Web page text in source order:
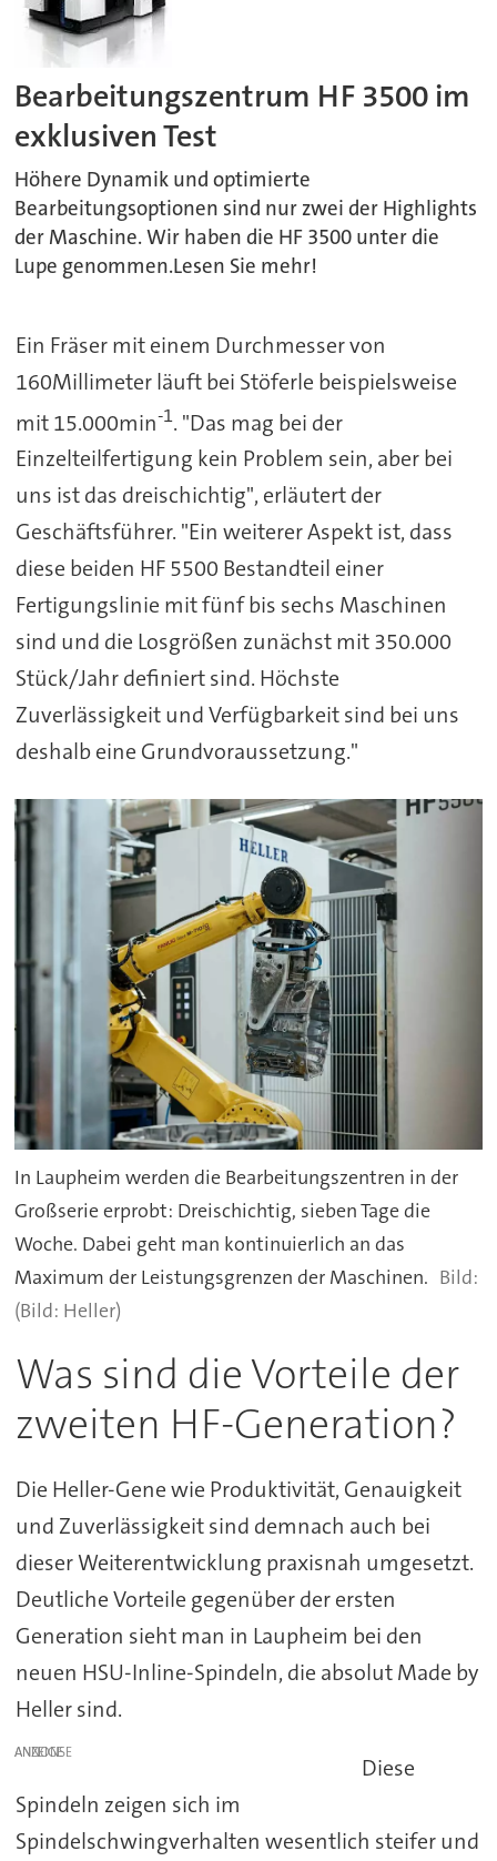
Bearbeitungszentrum HF 3500 im
exklusiven Test
Höhere Dynamik und optimierte
Bearbeitungsoptionen sind nur zwei der Highlights
der Maschine. Wir haben die HF 3500 unter die
Lupe genommen.Lesen Sie mehr!
Ein Fräser mit einem Durchmesser von
160Millimeter läuft bei Stöferle beispielsweise
mit 15.000min-1. "Das mag bei der
Einzelteilfertigung kein Problem sein, aber bei
uns ist das dreischichtig", erläutert der
Geschäftsführer. "Ein weiterer Aspekt ist, dass
diese beiden HF 5500 Bestandteil einer
Fertigungslinie mit fünf bis sechs Maschinen
sind und die Losgrößen zunächst mit 350.000
Stück/Jahr definiert sind. Höchste
Zuverlässigkeit und Verfügbarkeit sind bei uns
deshalb eine Grundvoraussetzung."
In Laupheim werden die Bearbeitungszentren in der
Großserie erprobt: Dreischichtig, sieben Tage die
Woche. Dabei geht man kontinuierlich an das
Maximum der Leistungsgrenzen der Maschinen.
(Bild: Heller)
Was sind die Vorteile der
zweiten HF-Generation?
Die Heller-Gene wie Produktivität, Genauigkeit
und Zuverlässigkeit sind demnach auch bei
dieser Weiterentwicklung praxisnah umgesetzt.
Deutliche Vorteile gegenüber der ersten
Generation sieht man in Laupheim bei den
neuen HSU-Inline-Spindeln, die absolut Made by
Heller sind.
ANZEIGE
Diese
Spindeln zeigen sich im
Spindelschwingverhalten wesentlich steifer und